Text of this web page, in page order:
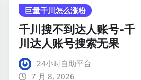
巨量千川怎么涨粉
千川搜不到达人账号-千
川达人账号搜索无果
24小时自助平台
7 月 8, 2026